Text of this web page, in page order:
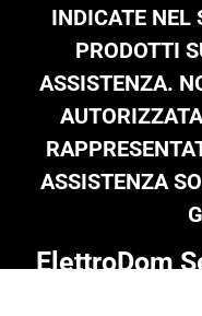
INDICATE NEL
PRODOTTI
ASSISTENZA.
ASSISTENZA
ElettroDom